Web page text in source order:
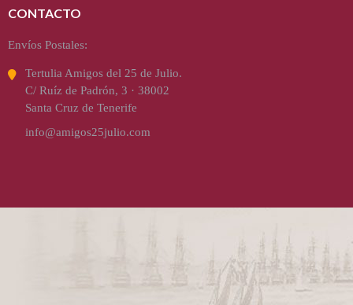
CONTACTO
Envíos Postales:
Tertulia Amigos del 25 de Julio.
C/ Ruíz de Padrón, 3 · 38002
Santa Cruz de Tenerife
info@amigos25julio.com